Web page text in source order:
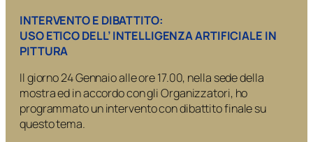
INTERVENTO E DIBATTITO:
USO ETICO DELL’ INTELLIGENZA ARTIFICIALE IN
PITTURA
Il giorno 24 Gennaio alle ore 17.00, nella sede della
mostra ed in accordo con gli Organizzatori, ho
programmato un intervento con dibattito finale su
questo tema.